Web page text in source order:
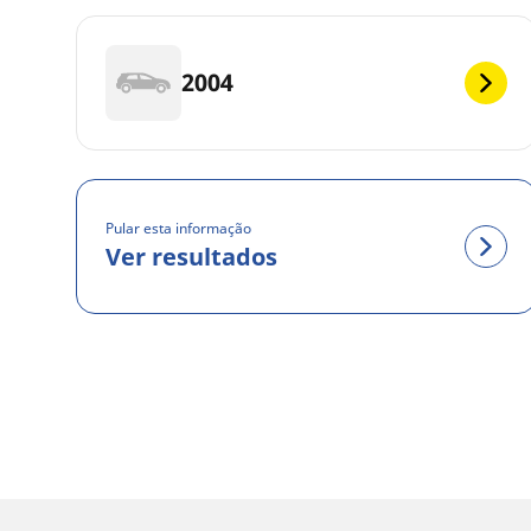
2004
Pular esta informação
Ver resultados